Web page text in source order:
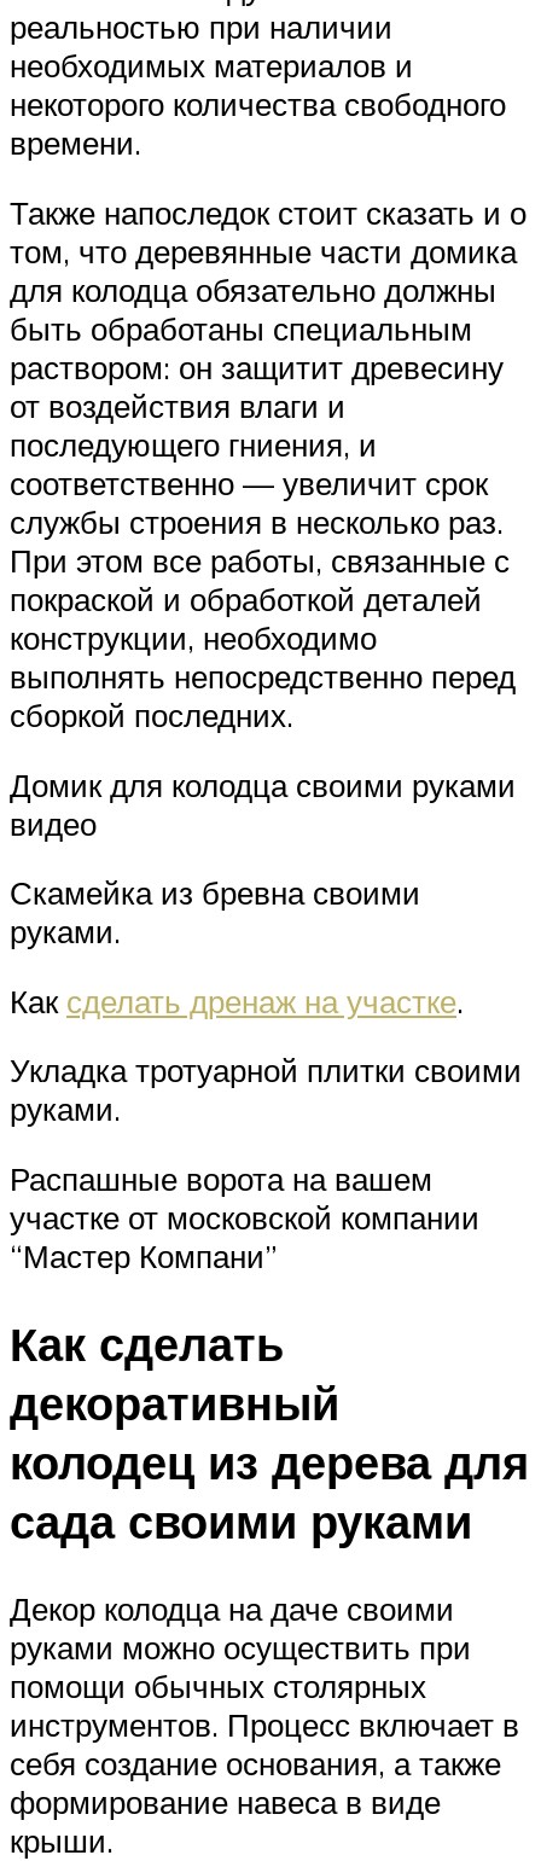
реальностью при наличии
необходимых материалов и
некоторого количества свободного
времени.
Также напоследок стоит сказать и о
том, что деревянные части домика
для колодца обязательно должны
быть обработаны специальным
раствором: он защитит древесину
от воздействия влаги и
последующего гниения, и
соответственно — увеличит срок
службы строения в несколько раз.
При этом все работы, связанные с
покраской и обработкой деталей
конструкции, необходимо
выполнять непосредственно перед
сборкой последних.
Домик для колодца своими руками
видео
Скамейка из бревна своими
руками.
Как сделать дренаж на участке.
Укладка тротуарной плитки своими
руками.
Распашные ворота на вашем
участке от московской компании
“Мастер Компани”
Как сделать
декоративный
колодец из дерева для
сада своими руками
Декор колодца на даче своими
руками можно осуществить при
помощи обычных столярных
инструментов. Процесс включает в
себя создание основания, а также
формирование навеса в виде
крыши.